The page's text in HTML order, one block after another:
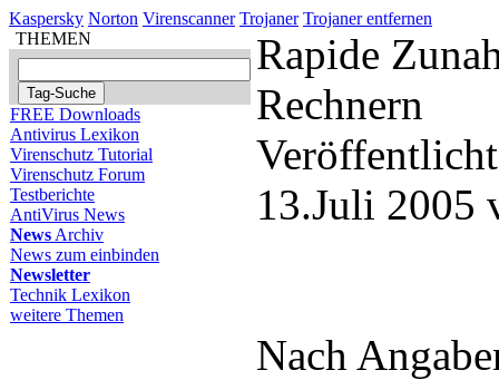
Kaspersky Norton Virenscanner Trojaner Trojaner entfernen
THEMEN
FREE Downloads
Antivirus Lexikon
Virenschutz Tutorial
Virenschutz Forum
Testberichte
AntiVirus News
News Archiv
News zum einbinden
Newsletter
Technik Lexikon
weitere Themen
Rapide
Rechnern
13.Juli 2005
Nach